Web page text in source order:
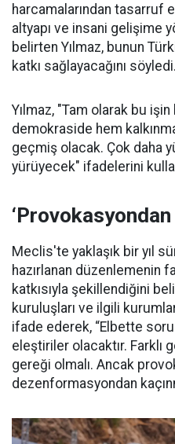
harcamalarından tasarruf
altyapı ve insani gelişime
belirten Yılmaz, bunun
katkı sağlayacağını söyledi.
Yılmaz, "Tam olarak bu
demokraside hem
geçmiş olacak. Çok daha
yürüyecek" ifadelerini
‘Provokasyondan
Meclis'te yaklaşık bir yıl
hazırlanan düzenlemenin
katkısıyla şekillendiğini
kuruluşları ve ilgili
ifade ederek, “Elbette
eleştiriler olacaktır. Farklı
gereği olmalı. Ancak
dezenformasyondan